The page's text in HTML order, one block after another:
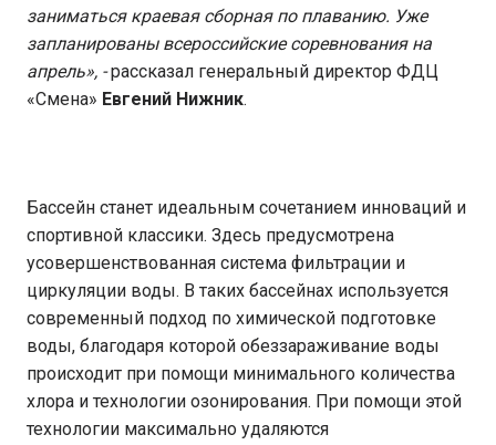
заниматься краевая сборная по плаванию. Уже
запланированы всероссийские соревнования на
апрель», -рассказал генеральный директор ФДЦ
«Смена» Евгений Нижник.
Бассейн станет идеальным сочетанием инноваций и
спортивной классики. Здесь предусмотрена
усовершенствованная система фильтрации и
циркуляции воды. В таких бассейнах используется
современный подход по химической подготовке
воды, благодаря которой обеззараживание воды
происходит при помощи минимального количества
хлора и технологии озонирования. При помощи этой
технологии максимально удаляются